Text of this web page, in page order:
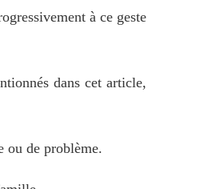
à ce geste
dans cet article,
ou de problème.